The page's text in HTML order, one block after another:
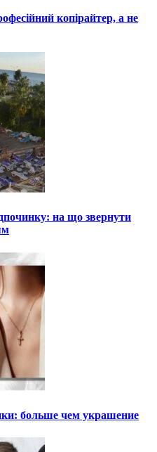
копірайтер, а не
на що звернути
больше чем украшение